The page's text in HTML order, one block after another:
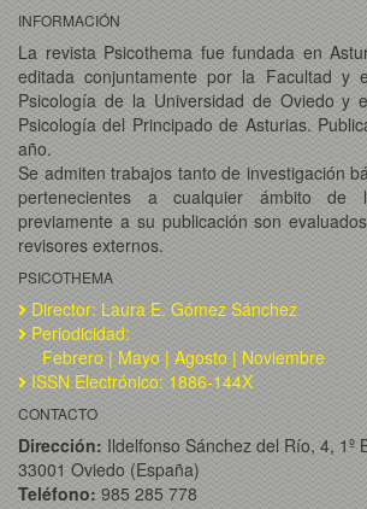
INFORMACIÓN
La revista Psicothema fue fundada en
editada conjuntamente por la Facultad y
Psicología de la Universidad de Oviedo y
Psicología del Principado de Asturias.
año.
Se admiten trabajos tanto de investigación
pertenecientes a cualquier ámbito de
previamente a su publicación son
revisores externos.
PSICOTHEMA
Director: Laura E. Gómez Sánchez
Periodicidad:
Febrero | Mayo | Agosto | Noviembre
ISSN Electrónico: 1886-144X
CONTACTO
Dirección: Ildelfonso Sánchez del Río, 4, 1º
33001 Oviedo (España)
Teléfono: 985 285 778